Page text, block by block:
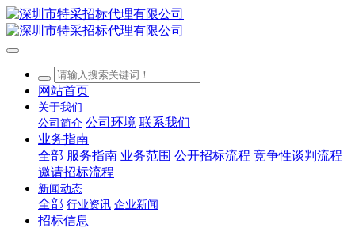
网站首页
关于我们
公司简介 公司环境 联系我们
业务指南
全部 服务指南 业务范围 公开招标流程 竞争性谈判流程
邀请招标流程
新闻动态
全部 行业资讯 企业新闻
招标信息